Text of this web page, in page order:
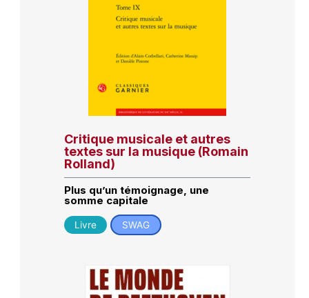
Critique musicale et autres
textes sur la musique (Romain
Rolland)
Plus qu’un témoignage, une
somme capitale
Livre SWAG